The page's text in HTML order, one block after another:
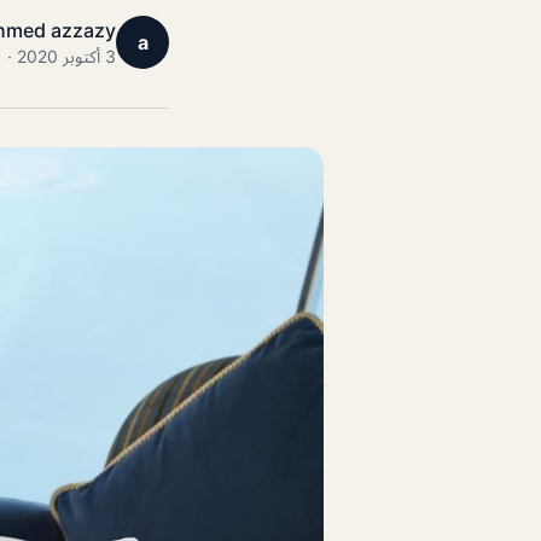
a
azzazy
3 أكتوبر 2020 · 1 دقائق قراءة